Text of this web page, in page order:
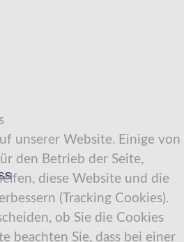
unserer Website. Einige von
den Betrieb der Seite,
diese Website und die
(Tracking Cookies).
ob Sie die Cookies
beachten Sie, dass bei einer